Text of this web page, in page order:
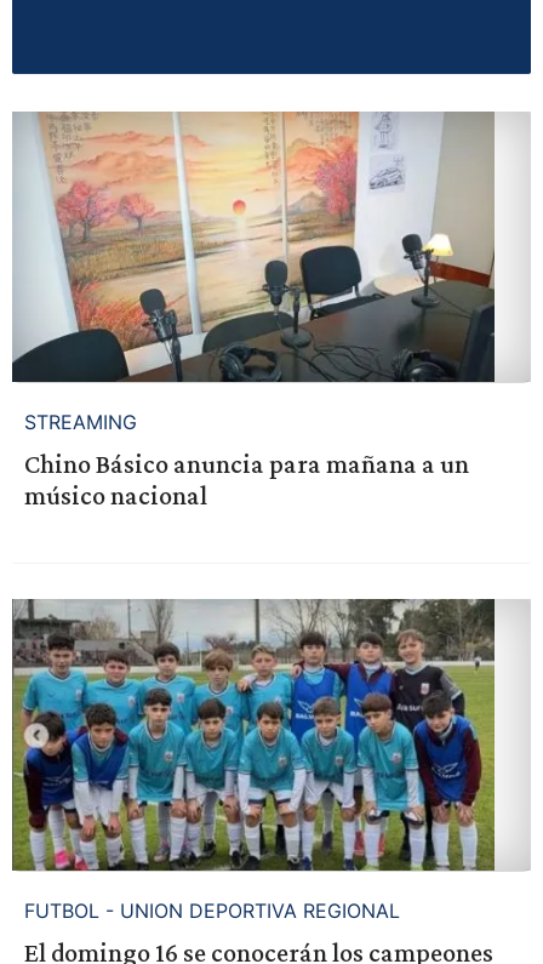
STREAMING
Chino Básico anuncia para mañana a un
músico nacional
FUTBOL - UNION DEPORTIVA REGIONAL
El domingo 16 se conocerán los campeones